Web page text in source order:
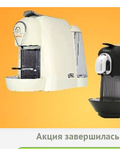
Акция завершилась